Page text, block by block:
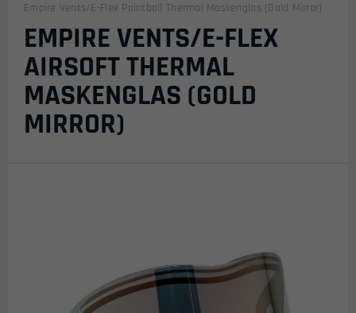
Empire Vents/E-Flex Paintball Thermal Maskenglas (Gold Mirror)
EMPIRE VENTS/E-FLEX
AIRSOFT THERMAL
MASKENGLAS (GOLD
MIRROR)